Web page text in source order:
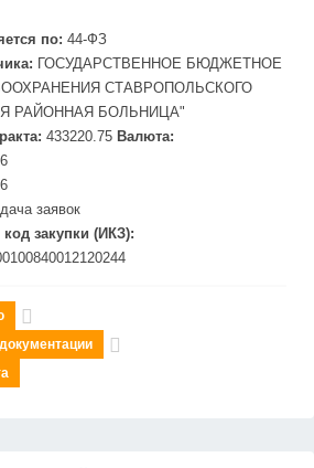
по: 44-ФЗ
ГОСУДАРСТВЕННОЕ БЮДЖЕТНОЕ
СТАВРОПОЛЬСКОГО
РАЙОННАЯ БОЛЬНИЦА"
433220.75 Валюта:
заявок
закупки (ИКЗ):